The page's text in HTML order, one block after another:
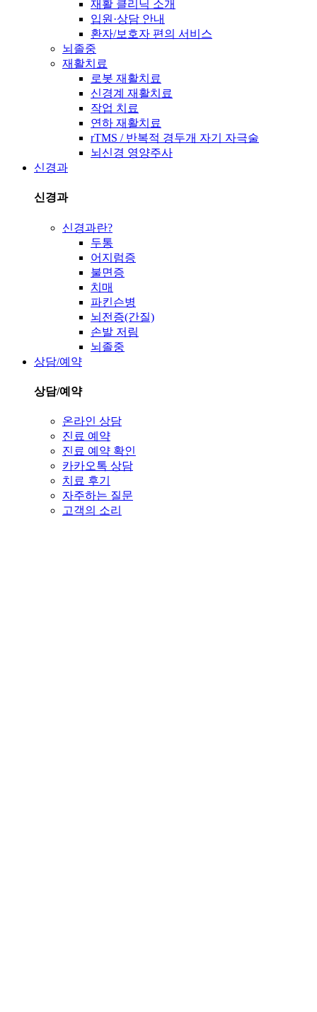
재활 클리닉 소개
입원·상담 안내
환자/보호자 편의 서비스
뇌졸중
재활치료
로봇 재활치료
신경계 재활치료
작업 치료
연하 재활치료
rTMS / 반복적 경두개 자기 자극술
뇌신경 영양주사
신경과
신경과
신경과란?
두통
어지럼증
불면증
치매
파킨슨병
뇌전증(간질)
손발 저림
뇌졸중
상담/예약
상담/예약
온라인 상담
진료 예약
진료 예약 확인
카카오톡 상담
치료 후기
자주하는 질문
고객의 소리